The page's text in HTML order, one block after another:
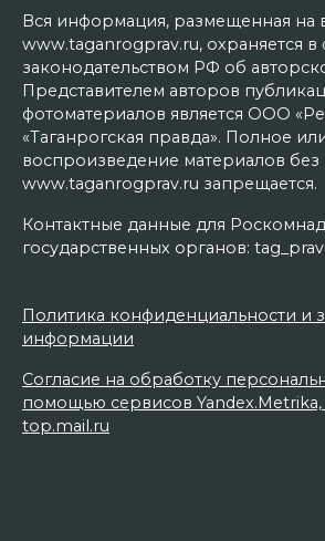
Вся информация, размещенная на
www.taganrogprav.ru, охраняется в
законодательством РФ об
Представителем авторов
фотоматериалов является ООО
«Таганрогская правда». Полное
воспроизведение материалов без
www.taganrogprav.ru запрещается.
Контактные данные для
государственных органов:
Политика конфиденциальности и
информации
Согласие на обработку
помощью сервисов
top.mail.ru